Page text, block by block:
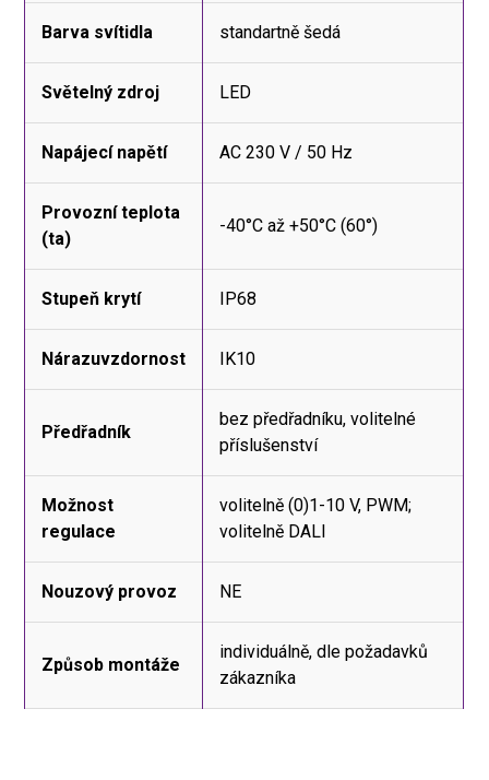
Barva svítidla standartně šedá
Světelný zdroj LED
Napájecí napětí AC 230 V / 50 Hz
Provozní teplota
(ta)
-40°C až +50°C (60°)
Stupeň krytí IP68
Nárazuvzdornost IK10
Předřadník
bez předřadníku, volitelné
příslušenství
Možnost
regulace
volitelně (0)1-10 V, PWM;
volitelně DALI
Nouzový provoz NE
Způsob montáže
individuálně, dle požadavků
zákazníka